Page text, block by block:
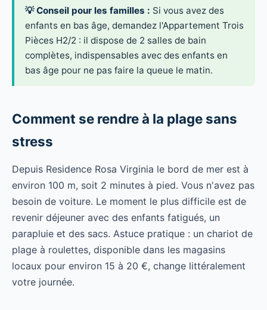
💡 Conseil pour les familles : Si vous avez des
enfants en bas âge, demandez l'Appartement Trois
Pièces H2/2 : il dispose de 2 salles de bain
complètes, indispensables avec des enfants en
bas âge pour ne pas faire la queue le matin.
Comment se rendre à la plage sans
stress
Depuis Residence Rosa Virginia le bord de mer est à
environ 100 m, soit 2 minutes à pied. Vous n'avez pas
besoin de voiture. Le moment le plus difficile est de
revenir déjeuner avec des enfants fatigués, un
parapluie et des sacs. Astuce pratique : un chariot de
plage à roulettes, disponible dans les magasins
locaux pour environ 15 à 20 €, change littéralement
votre journée.